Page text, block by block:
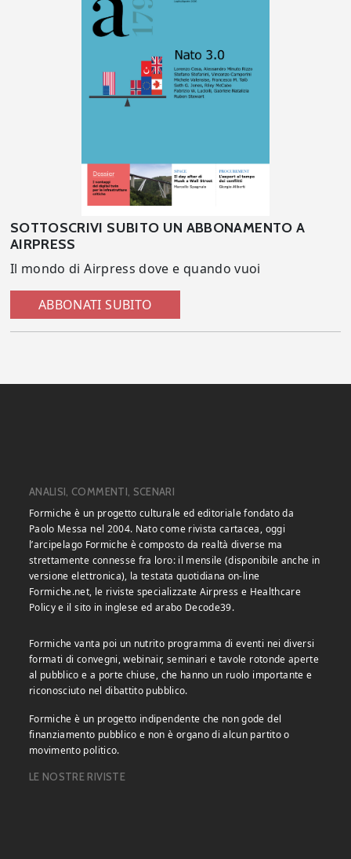
SOTTOSCRIVI SUBITO UN ABBONAMENTO A
AIRPRESS
Il mondo di Airpress dove e quando vuoi
ABBONATI SUBITO
ANALISI, COMMENTI, SCENARI
Formiche è un progetto culturale ed editoriale fondato da
Paolo Messa nel 2004. Nato come rivista cartacea, oggi
l’arcipelago Formiche è composto da realtà diverse ma
strettamente connesse fra loro: il mensile (disponibile anche in
versione elettronica), la testata quotidiana on-line
Formiche.net, le riviste specializzate Airpress e Healthcare
Policy e il sito in inglese ed arabo Decode39.
Formiche vanta poi un nutrito programma di eventi nei diversi
formati di convegni, webinair, seminari e tavole rotonde aperte
al pubblico e a porte chiuse, che hanno un ruolo importante e
riconosciuto nel dibattito pubblico.
Formiche è un progetto indipendente che non gode del
finanziamento pubblico e non è organo di alcun partito o
movimento politico.
LE NOSTRE RIVISTE